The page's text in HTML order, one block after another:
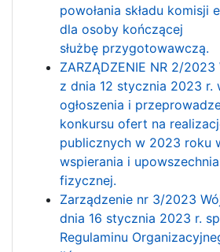
powołania składu komisji
dla osoby kończącej
służbę przygotowawczą.
ZARZĄDZENIE NR 2/
z dnia 12 stycznia 2023 r.
ogłoszenia i
konkursu ofert na
publicznych w 2023 roku
wspierania i
fizycznej.
Zarządzenie nr 3/2023
dnia 16 stycznia 2023 r.
Regulaminu